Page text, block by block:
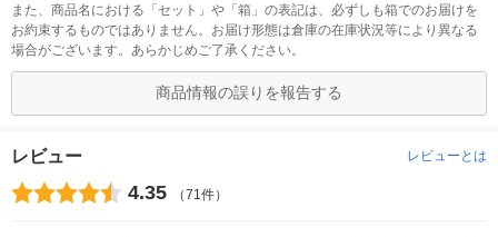
また、商品名における「セット」や「箱」の表記は、必ずしも箱でのお届けを
お約束するものではありません。お届け形態は倉庫の在庫状況等により異なる
場合がございます。あらかじめご了承ください。
商品情報の誤りを報告する
レビュー レビューとは
4.35 （71件）